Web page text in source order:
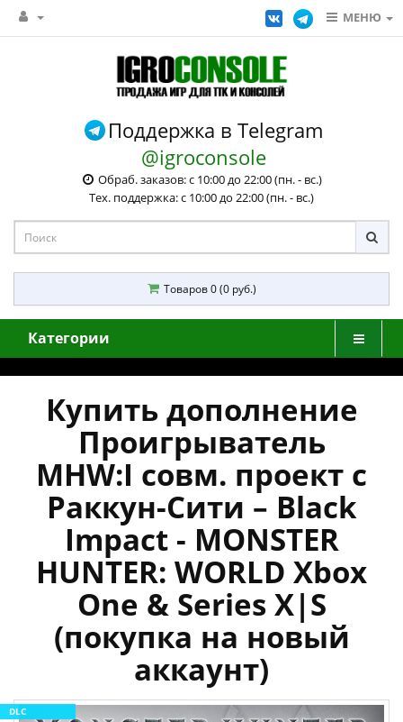
МЕНЮ
Поддержка в Telegram
@igroconsole
Обраб. заказов: с 10:00 до 22:00 (пн. - вс.)
Тех. поддержка: с 10:00 до 22:00 (пн. - вс.)
Товаров 0 (0 руб.)
Категории
Купить дополнение
Проигрыватель
MHW:I совм. проект с
Раккун-Сити – Black
Impact - MONSTER
HUNTER: WORLD Xbox
One & Series X|S
(покупка на новый
аккаунт)
DLC